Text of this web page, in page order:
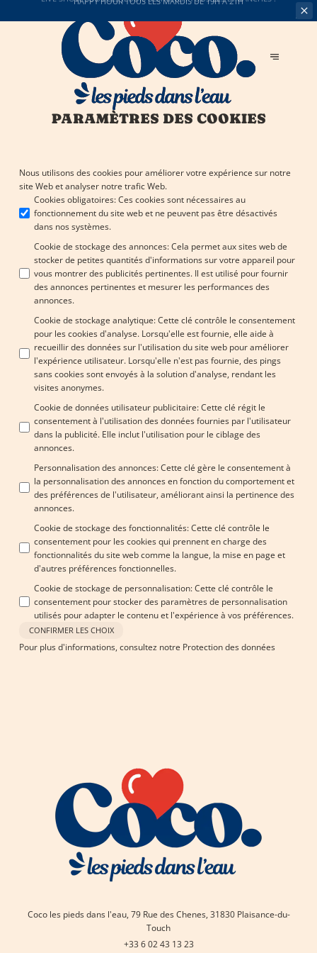
PARAMÈTRES DES COOKIES
Nous utilisons des cookies pour améliorer votre expérience sur notre
site Web et analyser notre trafic Web.
Cookies obligatoires: Ces cookies sont nécessaires au
fonctionnement du site web et ne peuvent pas être désactivés
dans nos systèmes.
Cookie de stockage des annonces: Cela permet aux sites web de
stocker de petites quantités d'informations sur votre appareil pour
vous montrer des publicités pertinentes. Il est utilisé pour fournir
des annonces pertinentes et mesurer les performances des
annonces.
Cookie de stockage analytique: Cette clé contrôle le consentement
pour les cookies d'analyse. Lorsqu'elle est fournie, elle aide à
recueillir des données sur l'utilisation du site web pour améliorer
l'expérience utilisateur. Lorsqu'elle n'est pas fournie, des pings
sans cookies sont envoyés à la solution d'analyse, rendant les
visites anonymes.
Cookie de données utilisateur publicitaire: Cette clé régit le
consentement à l'utilisation des données fournies par l'utilisateur
dans la publicité. Elle inclut l'utilisation pour le ciblage des
annonces.
Personnalisation des annonces: Cette clé gère le consentement à
la personnalisation des annonces en fonction du comportement et
des préférences de l'utilisateur, améliorant ainsi la pertinence des
annonces.
Cookie de stockage des fonctionnalités: Cette clé contrôle le
consentement pour les cookies qui prennent en charge des
fonctionnalités du site web comme la langue, la mise en page et
d'autres préférences fonctionnelles.
Cookie de stockage de personnalisation: Cette clé contrôle le
consentement pour stocker des paramètres de personnalisation
utilisés pour adapter le contenu et l'expérience à vos préférences.
CONFIRMER LES CHOIX
Pour plus d'informations, consultez notre Protection des données
Coco les pieds dans l'eau, 79 Rue des Chenes, 31830 Plaisance-du-
Touch
+33 6 02 43 13 23